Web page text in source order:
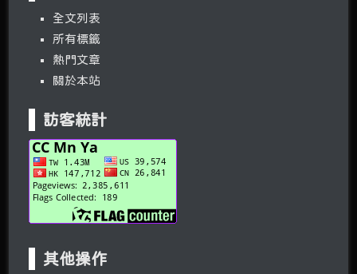
全文列表
所有標籤
熱門文章
關於本站
訪客統計
其他操作